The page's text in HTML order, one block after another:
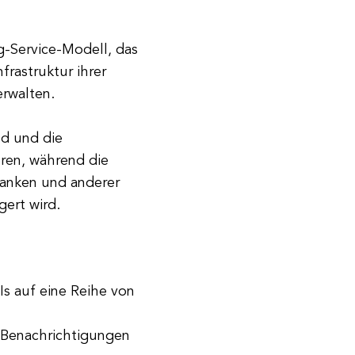
Service-Modell, das
ihrer
und die
während die
und anderer
wird.
auf eine Reihe von